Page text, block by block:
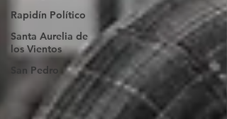
Rapidín Político
Santa Aurelia de
los Vientos
San Pedro